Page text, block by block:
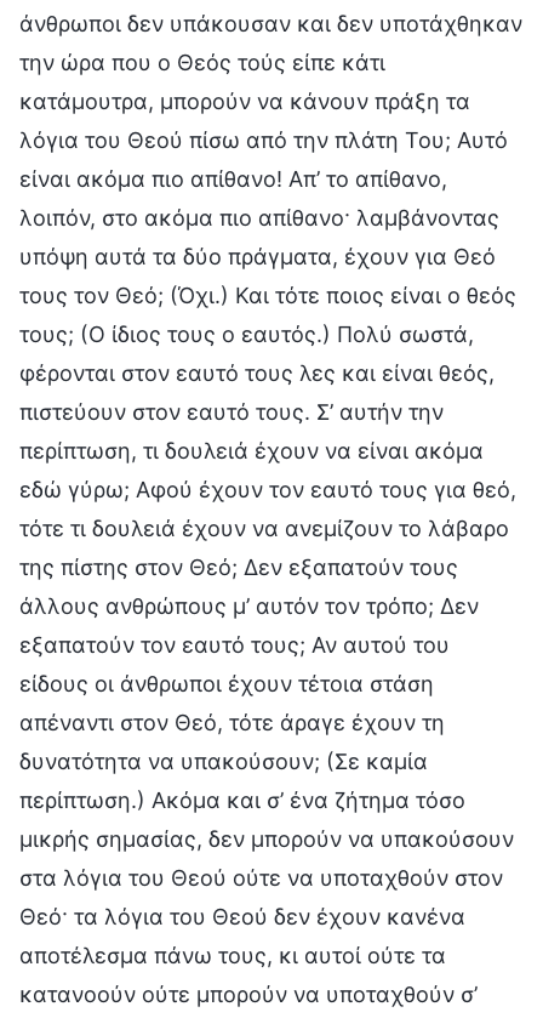
άνθρωποι δεν υπάκουσαν και δεν υποτάχθηκαν
την ώρα που ο Θεός τούς είπε κάτι
κατάμουτρα, μπορούν να κάνουν πράξη τα
λόγια του Θεού πίσω από την πλάτη Του; Αυτό
είναι ακόμα πιο απίθανο! Απ’ το απίθανο,
λοιπόν, στο ακόμα πιο απίθανο· λαμβάνοντας
υπόψη αυτά τα δύο πράγματα, έχουν για Θεό
τους τον Θεό; (Όχι.) Και τότε ποιος είναι ο θεός
τους; (Ο ίδιος τους ο εαυτός.) Πολύ σωστά,
φέρονται στον εαυτό τους λες και είναι θεός,
πιστεύουν στον εαυτό τους. Σ’ αυτήν την
περίπτωση, τι δουλειά έχουν να είναι ακόμα
εδώ γύρω; Αφού έχουν τον εαυτό τους για θεό,
τότε τι δουλειά έχουν να ανεμίζουν το λάβαρο
της πίστης στον Θεό; Δεν εξαπατούν τους
άλλους ανθρώπους μ’ αυτόν τον τρόπο; Δεν
εξαπατούν τον εαυτό τους; Αν αυτού του
είδους οι άνθρωποι έχουν τέτοια στάση
απέναντι στον Θεό, τότε άραγε έχουν τη
δυνατότητα να υπακούσουν; (Σε καμία
περίπτωση.) Ακόμα και σ’ ένα ζήτημα τόσο
μικρής σημασίας, δεν μπορούν να υπακούσουν
στα λόγια του Θεού ούτε να υποταχθούν στον
Θεό· τα λόγια του Θεού δεν έχουν κανένα
αποτέλεσμα πάνω τους, κι αυτοί ούτε τα
κατανοούν ούτε μπορούν να υποταχθούν σ’